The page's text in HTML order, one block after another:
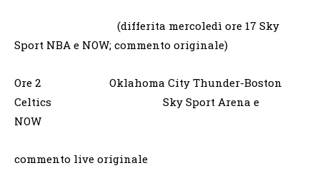
(differita mercoledì ore 17 Sky
Sport NBA e NOW; commento originale)
Ore 2 Oklahoma City Thunder-Boston
Celtics Sky Sport Arena e
NOW
commento live originale